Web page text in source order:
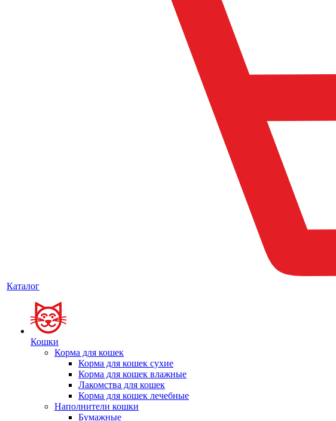
Каталог
Кошки
Корма для кошек
Корма для кошек сухие
Корма для кошек влажные
Лакомства для кошек
Корма для кошек лечебные
Наполнители кошки
Бумажные